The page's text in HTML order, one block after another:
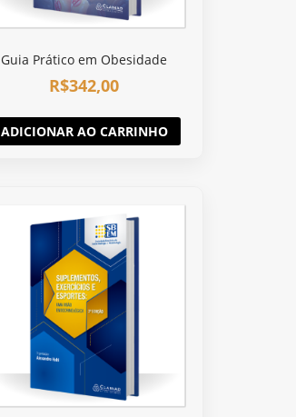
Guia Prático em Obesidade
R$342,00
ADICIONAR AO CARRINHO